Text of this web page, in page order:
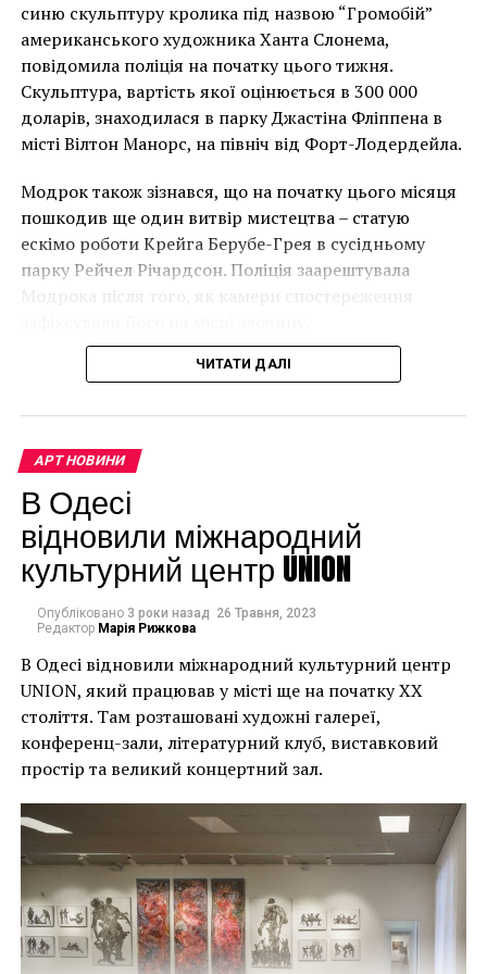
НАСТУПНА СТАТТЯ
Большинство старинных предметов в музее Сан-
Франциско оказались подделками
ПОПЕРЕДНЯ СТАТТЯ
Десятки неизвестных рисунков Гейнсборо
обнаружены в библиотеке
накинеться на упаковку чіпсів – сюжет графіті, що
має ознаки вуличного художника Бенксі, на стіні в
Лоустофті на східному узбережжі Англії 8 серпня 2021
року. (Фото Джастіна Талліса / AFP)
В інтерв’ю “Таймс” пан Куттс сказав:
“Спочатку це було
неймовірно, але з
розвитком подій це
стало надзвичайно
впевнений, що Бенксі
усвідомлює
непередбачувані
наслідки для власників
будинків. Якби ми
могли повернути час
назад, ми б це
зробили”.
Хулігани, які намагалися зафарбувати мурал, злодії,
які відколювали зафарбовані фрагменти, щоб
продати їх у Facebook, тріщини в стіні та члени
окружної ради – це лише деякі з неприємностей, з
якими довелося зіткнутися Куттсам. Після крадіжки
їм довелося за власний кошт найняти охоронця,
який би наглядав за муралом вночі.
Єдиний вихід, кажуть Куттси, – це зняти 22-тонну
фреску, а для цього за останній місяць довелося
“зміцнити її 12 шарами смоли, скловолокна і
п’ятьма тоннами сталі, а також використовувати 40-
синю скульптуру кролика під назвою “Громобій”
американського художника Ханта Слонема,
повідомила поліція на початку цього тижня.
Скульптура, вартість якої оцінюється в 300 000
доларів, знаходилася в парку Джастіна Фліппена в
місті Вілтон Манорс, на північ від Форт-Лодердейла.
Модрок також зізнався, що на початку цього місяця
пошкодив ще один витвір мистецтва – статую
ескімо роботи Крейга Берубе-Грея в сусідньому
парку Рейчел Річардсон. Поліція заарештувала
Модрока після того, як камери спостереження
Хант Слонем “Thunderbunny”, 2022
ЧИТАТИ ДАЛІ
АРТ НОВИНИ
В Одесі
відновили міжнародний
культурний центр UNION
Опубліковано 3 роки назад 26 Травня, 2023
Редактор Марія Рижкова
В Одесі відновили міжнародний культурний центр
UNION, який працював у місті ще на початку XX
століття. Там розташовані художні галереї,
конференц-зали, літературний клуб, виставковий
простір та великий концертний зал.